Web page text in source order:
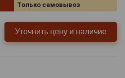
Только самовывоз
Уточнить цену и наличие